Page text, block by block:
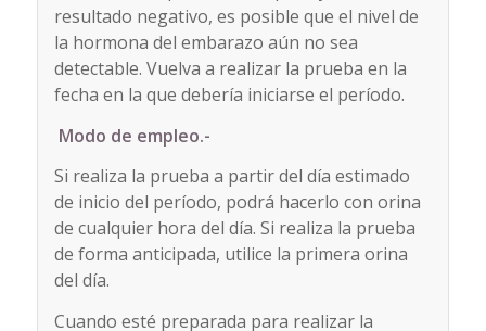
resultado negativo, es posible que el nivel de
la hormona del embarazo aún no sea
detectable. Vuelva a realizar la prueba en la
fecha en la que debería iniciarse el período.
Modo de empleo.-
Si realiza la prueba a partir del día estimado
de inicio del período, podrá hacerlo con orina
de cualquier hora del día. Si realiza la prueba
de forma anticipada, utilice la primera orina
del día.
Cuando esté preparada para realizar la